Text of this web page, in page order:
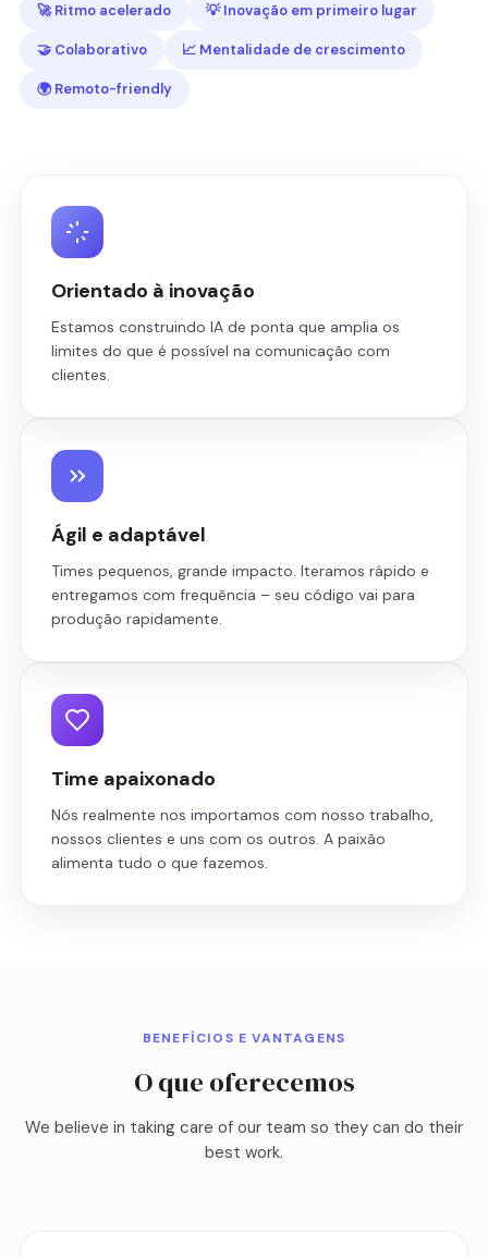
🚀 Ritmo acelerado 💡 Inovação em primeiro lugar
🤝 Colaborativo 📈 Mentalidade de crescimento
🌍 Remoto-friendly
Orientado à inovação
Estamos construindo IA de ponta que amplia os
limites do que é possível na comunicação com
clientes.
Ágil e adaptável
Times pequenos, grande impacto. Iteramos rápido e
entregamos com frequência – seu código vai para
produção rapidamente.
Time apaixonado
Nós realmente nos importamos com nosso trabalho,
nossos clientes e uns com os outros. A paixão
alimenta tudo o que fazemos.
BENEFÍCIOS E VANTAGENS
O que oferecemos
We believe in taking care of our team so they can do their
best work.